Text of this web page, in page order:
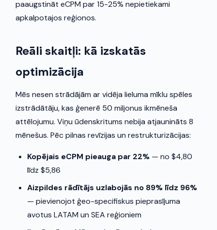
paaugstināt eCPM par 15-25% nepietiekami
apkalpotajos reģionos.
Reāli skaitļi: kā izskatās
optimizācija
Mēs nesen strādājām ar vidēja lieluma mīklu spēles
izstrādātāju, kas ģenerē 50 miljonus ikmēneša
attēlojumu. Viņu ūdenskritums nebija atjaunināts 8
mēnešus. Pēc pilnas revīzijas un restrukturizācijas:
Kopējais eCPM pieauga par 22% — no $4,80
līdz $5,86
Aizpildes rādītājs uzlabojās no 89% līdz 96%
— pievienojot ģeo-specifiskus pieprasījuma
avotus LATAM un SEA reģioniem